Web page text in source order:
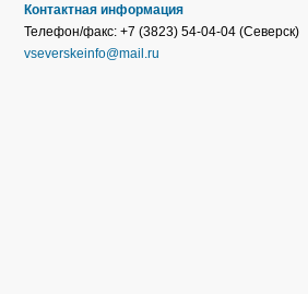
Контактная информация
Телефон/факс: +7 (3823) 54-04-04 (Северск)
vseverskeinfo@mail.ru